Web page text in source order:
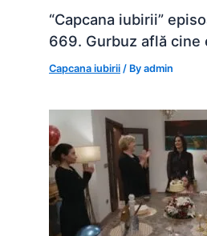
“Capcana iubirii”
669. Gurbuz află cine
Capcana iubirii / Byadmin